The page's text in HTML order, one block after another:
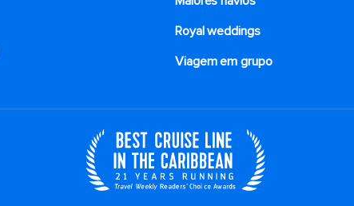
Royal weddings
Viagem em grupo